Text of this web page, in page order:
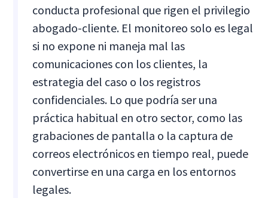
conducta profesional que rigen el privilegio
abogado-cliente. El monitoreo solo es legal
si no expone ni maneja mal las
comunicaciones con los clientes, la
estrategia del caso o los registros
confidenciales. Lo que podría ser una
práctica habitual en otro sector, como las
grabaciones de pantalla o la captura de
correos electrónicos en tiempo real, puede
convertirse en una carga en los entornos
legales.